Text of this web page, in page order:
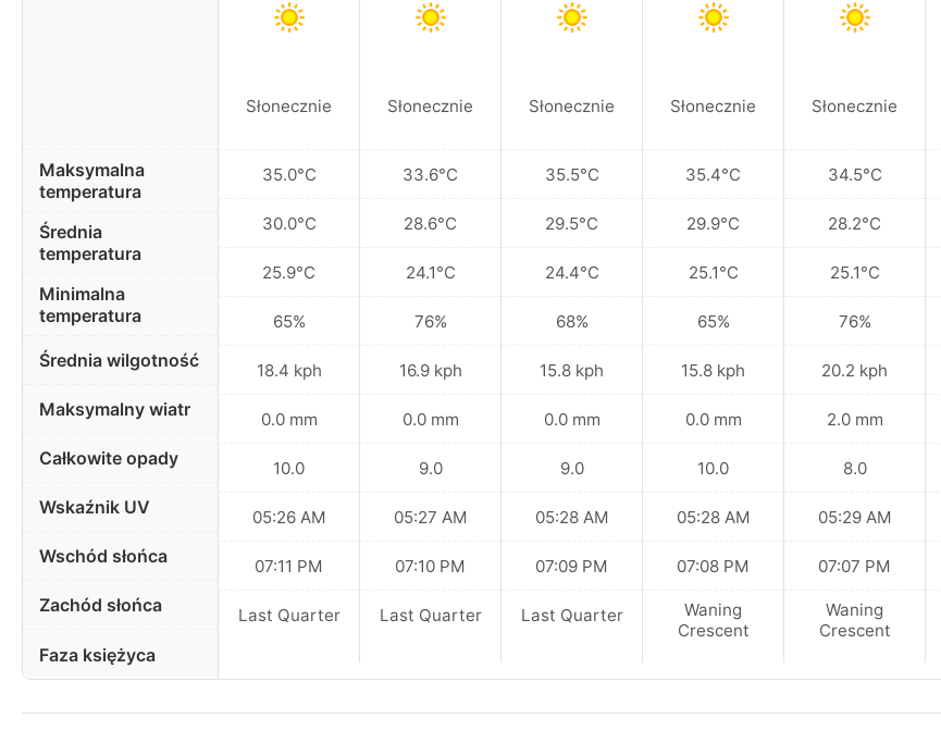
Maksymalna
temperatura
Średnia
temperatura
Minimalna
temperatura
Średnia wilgotność
Maksymalny wiatr
Całkowite opady
Wskaźnik UV
Wschód słońca
Zachód słońca
Faza księżyca
Słonecznie
35.0°C
30.0°C
25.9°C
65%
18.4 kph
0.0 mm
10.0
05:26 AM
07:11 PM
Last Quarter
Słonecznie
33.6°C
28.6°C
24.1°C
76%
16.9 kph
0.0 mm
9.0
05:27 AM
07:10 PM
Last Quarter
Słonecznie
35.5°C
29.5°C
24.4°C
68%
15.8 kph
0.0 mm
9.0
05:28 AM
07:09 PM
Last Quarter
Słonecznie
35.4°C
29.9°C
25.1°C
65%
15.8 kph
0.0 mm
10.0
05:28 AM
07:08 PM
Waning
Crescent
Słonecznie
34.5°C
28.2°C
25.1°C
76%
20.2 kph
2.0 mm
8.0
05:29 AM
07:07 PM
Waning
Crescent